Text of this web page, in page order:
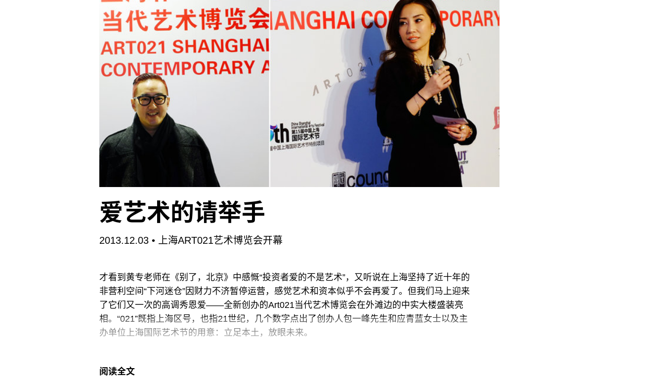
的当代艺术家们，会为这里带来什么呢？
翌日的媒体见面会，在华宇酒店的龙厅举行。因主办方华宇集团来自山西，所以开幕式上来了
不少山西的领导，会场布置得很隆重。主持人是凤凰卫视的王鲁湘。台上就坐的是策展人黄
笃，徐钢，艺术家岳敏君，以及三亚的市委领导。形式依然是嘉宾发言。国际部分的策展人徐
钢，解释了这次艺术展“不
爱艺术的请举手
2013.12.03 • 上海ART021艺术博览会开幕
才看到黄专老师在《别了，北京》中感慨“投资者爱的不是艺术”，又听说在上海坚持了近十年的
非营利空间“下河迷仓”因财力不济暂停运营，感觉艺术和资本似乎不会再爱了。但我们马上迎来
了它们又一次的高调秀恩爱——全新创办的Art021当代艺术博览会在外滩边的中实大楼盛装亮
相。“021”既指上海区号，也指21世纪，几个数字点出了创办人包一峰先生和应青蓝女士以及主
办单位上海国际艺术节的用意：立足本土，放眼未来。
有私密、华丽之感。比起众多博览会在宽阔场地里横向铺开，此次艺博会一至六楼的纵向伸展
阅读全文